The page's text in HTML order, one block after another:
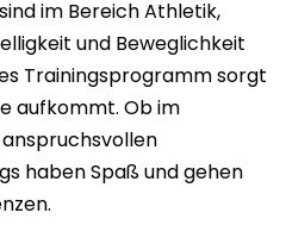
im Bereich Athletik,
und Beweglichkeit
Trainingsprogramm sorgt
aufkommt. Ob im
haben Spaß und gehen